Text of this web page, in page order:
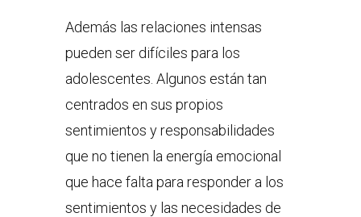
Además las relaciones intensas
pueden ser difíciles para los
adolescentes. Algunos están tan
centrados en sus propios
sentimientos y responsabilidades
que no tienen la energía emocional
que hace falta para responder a los
sentimientos y las necesidades de